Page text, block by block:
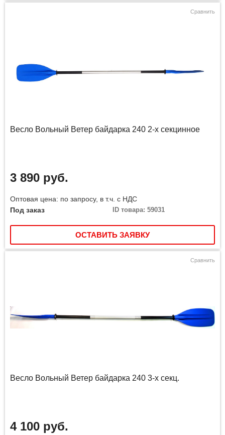
Сравнить
Весло Вольный Ветер байдарка 240 2-х секцинное
3 890 руб.
Оптовая цена: по запросу, в т.ч. с НДС
Под заказ
ID товара: 59031
ОСТАВИТЬ ЗАЯВКУ
Сравнить
Весло Вольный Ветер байдарка 240 3-х секц.
4 100 руб.